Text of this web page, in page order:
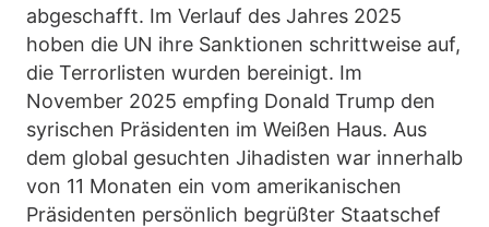
abgeschafft. Im Verlauf des Jahres 2025
hoben die UN ihre Sanktionen schrittweise auf,
die Terrorlisten wurden bereinigt. Im
November 2025 empfing Donald Trump den
syrischen Präsidenten im Weißen Haus. Aus
dem global gesuchten Jihadisten war innerhalb
von 11 Monaten ein vom amerikanischen
Präsidenten persönlich begrüßter Staatschef